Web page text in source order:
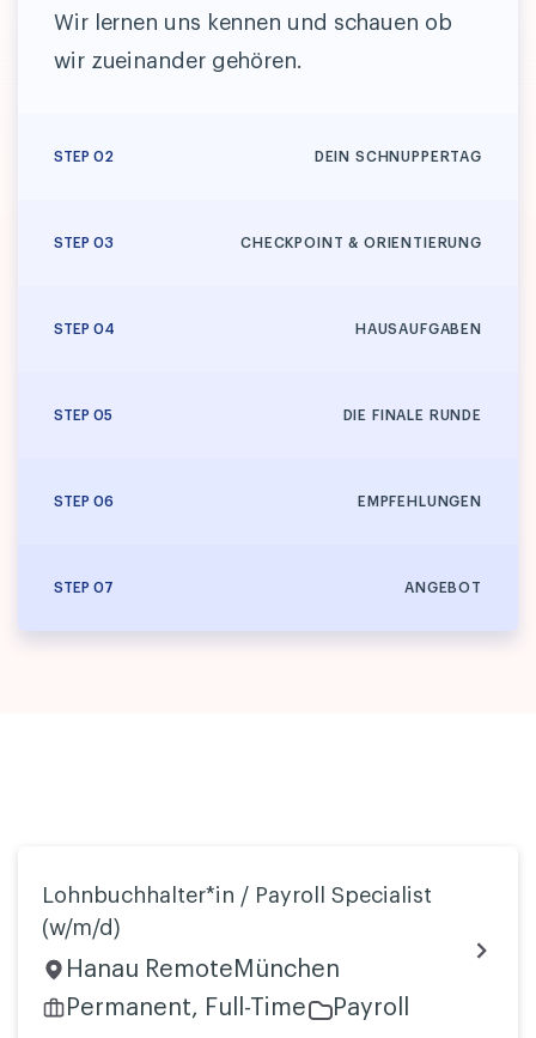
Wir lernen uns kennen und schauen ob
wir zueinander gehören.
02 DEIN SCHNUPPERTAG
03 CHECKPOINT & ORIENTIERUNG
04 HAUSAUFGABEN
05 DIE FINALE RUNDE
06 EMPFEHLUNGEN
07 ANGEBOT
Lohnbuchhalter*in / Payroll Specialist
(w/m/d)
Hanau RemoteMünchen
Permanent, Full-Time
Payroll